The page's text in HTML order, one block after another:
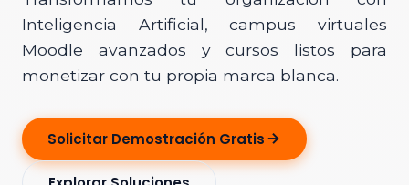
Inteligencia Artificial, campus virtuales
Moodle avanzados y cursos listos para
monetizar con tu propia marca blanca.
Solicitar Demostración Gratis